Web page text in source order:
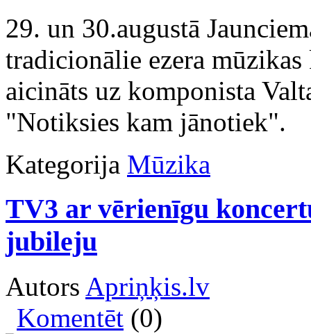
29. un 30.augustā
tradicionālie ezera
aicināts uz komponista
"Notiksies kam jānotiek".
Kategorija Mūzika
TV3 ar vērienīgu
jubileju
Autors Apriņķis.lv
Komentēt (0)